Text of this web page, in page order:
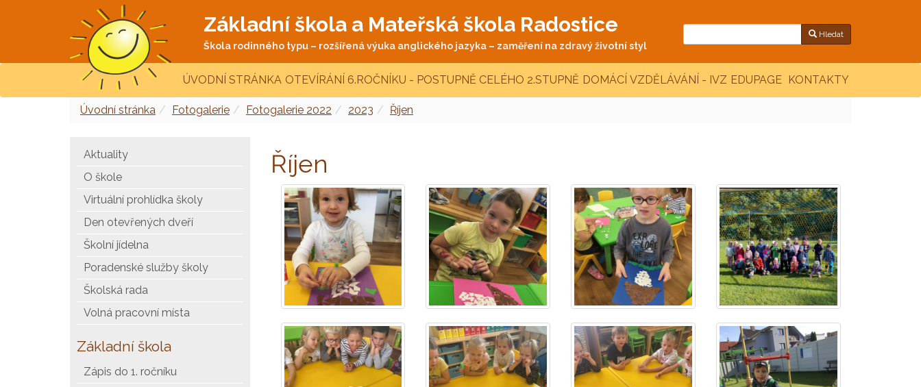
Základní škola a Mateřská škola Radostice
Škola rodinného typu – rozšířená výuka anglického jazyka – zaměření na zdravý životní styl
Hledat
ÚVODNÍ STRÁNKA OTEVÍRÁNÍ 6.ROČNÍKU - POSTUPNĚ CELÉHO 2.STUPNĚ DOMÁCÍ VZDĚLÁVÁNÍ - IVZ EDUPAGE KONTAKTY
Úvodní stránka Fotogalerie Fotogalerie 2022 2023 Říjen
Aktuality
O škole
Virtuální prohlídka školy
Den otevřených dveří
Školní jídelna
Poradenské služby školy
Školská rada
Volná pracovní místa
Základní škola
Zápis do 1. ročníku
Říjen